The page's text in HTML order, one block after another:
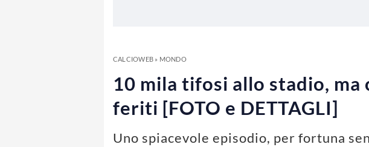
CALCIOWEB» MONDO
10 mila tifosi allo stadio, ma
feriti [FOTO e DETTAGLI]
Uno spiacevole episodio, per fortuna